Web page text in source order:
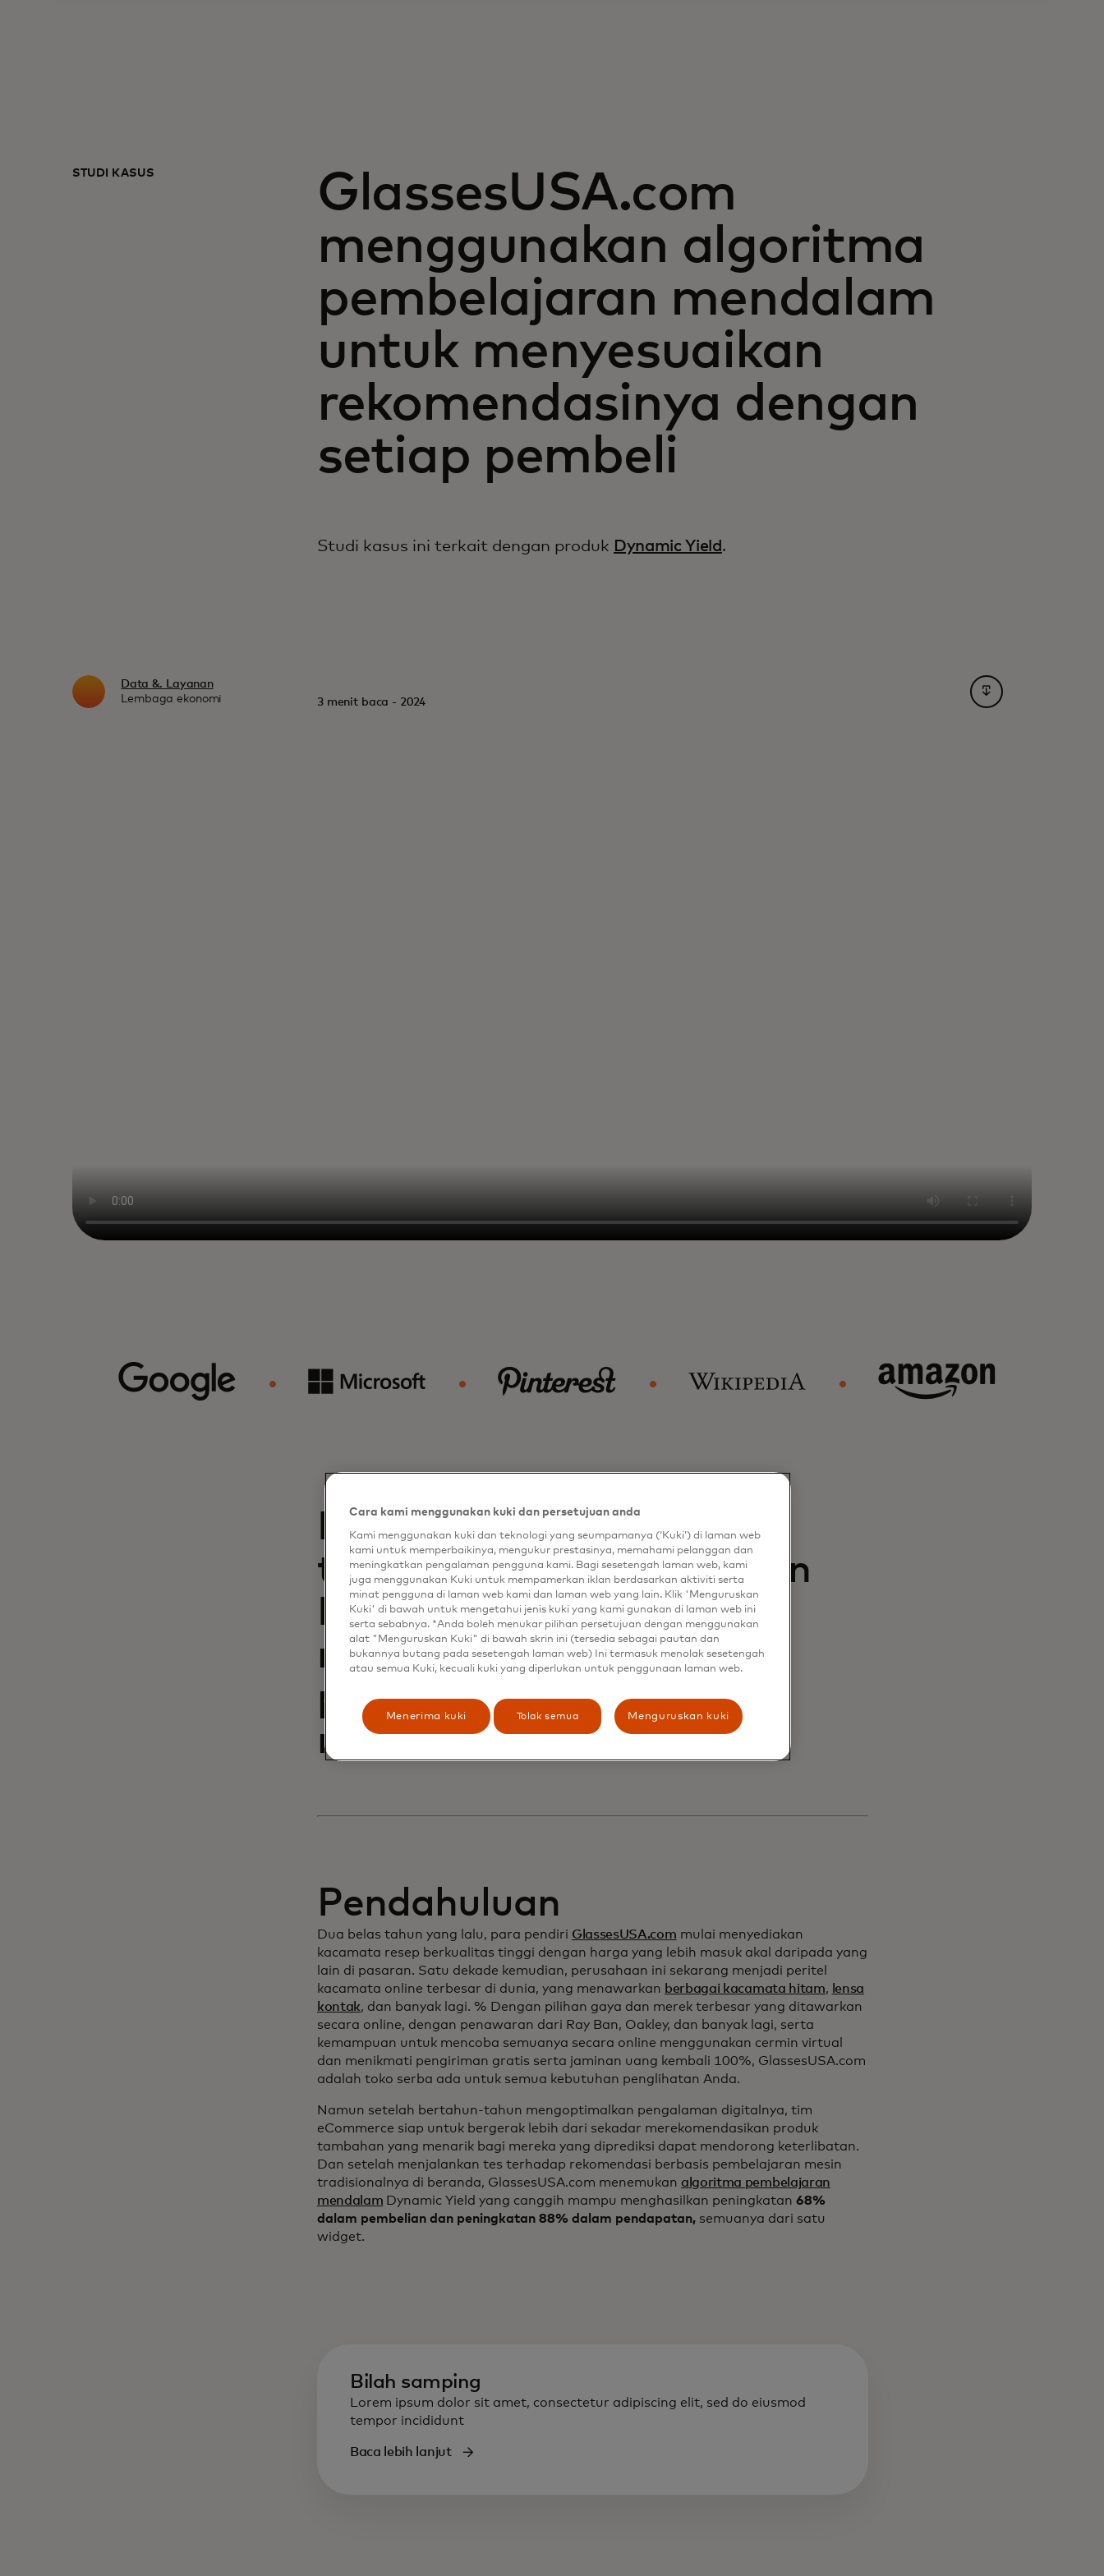
STUDI KASUS
GlassesUSA.com
menggunakan algoritma
pembelajaran mendalam
untuk menyesuaikan
rekomendasinya dengan
setiap pembeli
Studi kasus ini terkait dengan produk Dynamic Yield .
Data &. Layanan
Lembaga ekonomi
3 menit baca - 2024
opens in a new tab
Mencapai personalisasi
tingkat berikutnya dengan
Dynamic Yield untuk
memperdalam hubungan
pelanggan dan
meningkatkan penjualan
Pendahuluan
Dua belas tahun yang lalu, para pendiri GlassesUSA.com mulai menyediakan
kacamata resep berkualitas tinggi dengan harga yang lebih masuk akal daripada yang
lain di pasaran. Satu dekade kemudian, perusahaan ini sekarang menjadi peritel
kacamata online terbesar di dunia, yang menawarkan berbagai kacamata hitam, lensa
kontak, dan banyak lagi. % Dengan pilihan gaya dan merek terbesar yang ditawarkan
secara online, dengan penawaran dari Ray Ban, Oakley, dan banyak lagi, serta
kemampuan untuk mencoba semuanya secara online menggunakan cermin virtual
dan menikmati pengiriman gratis serta jaminan uang kembali 100%, GlassesUSA.com
adalah toko serba ada untuk semua kebutuhan penglihatan Anda.
Namun setelah bertahun-tahun mengoptimalkan pengalaman digitalnya, tim
eCommerce siap untuk bergerak lebih dari sekadar merekomendasikan produk
tambahan yang menarik bagi mereka yang diprediksi dapat mendorong keterlibatan.
Dan setelah menjalankan tes terhadap rekomendasi berbasis pembelajaran mesin
tradisionalnya di beranda, GlassesUSA.com menemukan algoritma pembelajaran
mendalam Dynamic Yield yang canggih mampu menghasilkan peningkatan68%
dalam pembelian dan peningkatan 88% dalam pendapatan, semuanya dari satu
widget.
Bilah samping
Lorem ipsum dolor sit amet, consectetur adipiscing elit, sed do eiusmod
tempor incididunt
Baca lebih lanjut
Cara kami menggunakan kuki dan persetujuan anda
Kami menggunakan kuki dan teknologi yang seumpamanya (‘Kuki’) di laman web
kami untuk memperbaikinya, mengukur prestasinya, memahami pelanggan dan
meningkatkan pengalaman pengguna kami. Bagi sesetengah laman web, kami
juga menggunakan Kuki untuk mempamerkan iklan berdasarkan aktiviti serta
minat pengguna di laman web kami dan laman web yang lain. Klik 'Menguruskan
Kuki' di bawah untuk mengetahui jenis kuki yang kami gunakan di laman web ini
serta sebabnya. *Anda boleh menukar pilihan persetujuan dengan menggunakan
alat "Menguruskan Kuki" di bawah skrin ini (tersedia sebagai pautan dan
bukannya butang pada sesetengah laman web) Ini termasuk menolak sesetengah
atau semua Kuki, kecuali kuki yang diperlukan untuk penggunaan laman web.
Menerima kuki Tolak semua Menguruskan kuki